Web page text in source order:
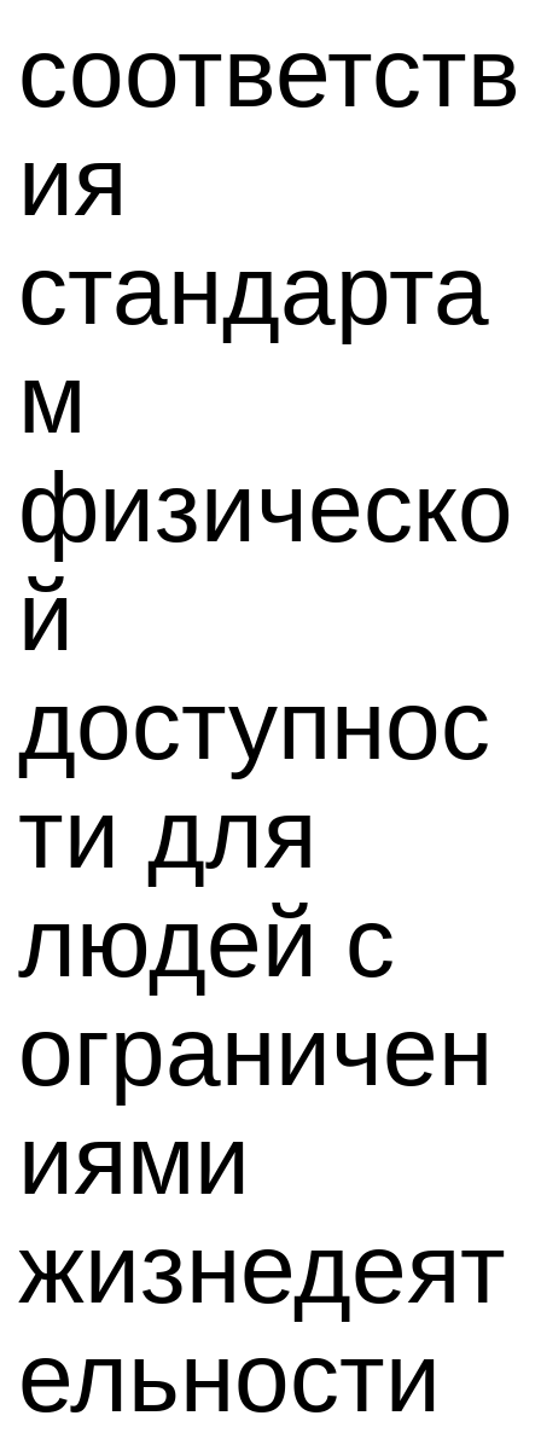
соответств
ия
стандарта
м
физическо
й
доступнос
ти для
людей с
ограничен
иями
жизнедеят
ельности